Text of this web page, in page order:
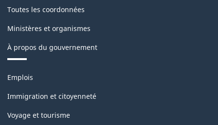
Toutes les coordonnées
Ministères et organismes
À propos du gouvernement
Thèmes
sujets
Emplois
Immigration et citoyenneté
Voyage et tourisme